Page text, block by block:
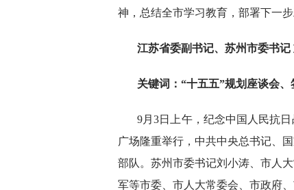
神，总结全市学习教育，部署下一
江苏省委副书记、苏州市委书记
关键词：“十五五”规划座谈会、
9月3日上午，纪念中国人民抗
广场隆重举行，中共中央总书记、
部队。苏州市委书记刘小涛、市人
军等市委、市人大常委会、市政府